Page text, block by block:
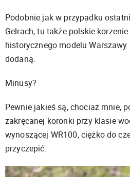
Podobnie jak w przypadku
Gelrach, tu także polskie
historycznego modelu
dodaną.
Minusy?
Pewnie jakieś są, chociaż mnie,
zakręcanej koronki przy klasie
wynoszącej WR100, ciężko do
przyczepić.